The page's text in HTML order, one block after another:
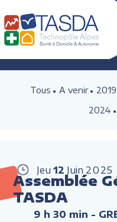
Tous A venir 2019
2024
Jeu 12 Juin 2025
Assemblée
TASDA
9 h 30 min -